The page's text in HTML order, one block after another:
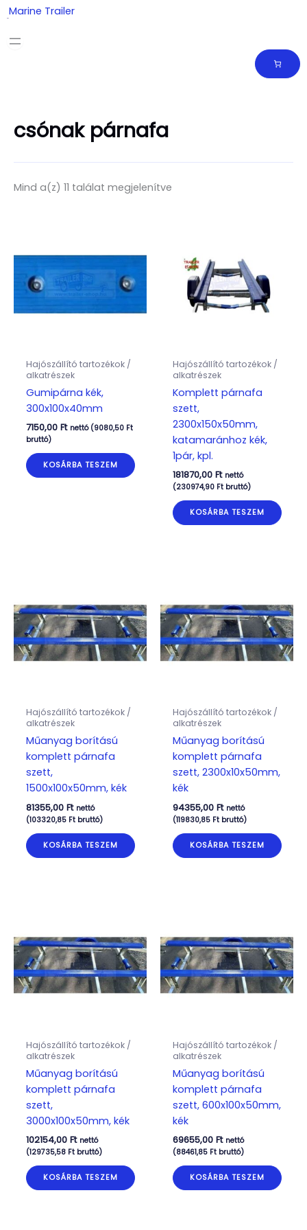
Skip
to
content
Marine Trailer
csónak párnafa
Mind a(z) 11 találat megjelenítve
Hajószállító tartozékok /
alkatrészek
Gumipárna kék,
300x100x40mm
7150,00 Ft nettó (9080,50 Ft
bruttó)
KOSÁRBA TESZEM
Hajószállító tartozékok /
alkatrészek
Komplett párnafa
szett,
2300x150x50mm,
katamaránhoz kék,
1pár, kpl.
181870,00 Ft nettó
(230974,90 Ftbruttó)
KOSÁRBA TESZEM
Hajószállító tartozékok /
alkatrészek
Műanyag borítású
komplett párnafa
szett,
1500x100x50mm, kék
81355,00 Ft nettó
(103320,85 Ftbruttó)
KOSÁRBA TESZEM
Hajószállító tartozékok /
alkatrészek
Műanyag borítású
komplett párnafa
szett, 2300x10x50mm,
kék
94355,00 Ft nettó
(119830,85 Ftbruttó)
KOSÁRBA TESZEM
Hajószállító tartozékok /
alkatrészek
Műanyag borítású
komplett párnafa
szett,
3000x100x50mm, kék
102154,00 Ft nettó
(129735,58 Ftbruttó)
KOSÁRBA TESZEM
Hajószállító tartozékok /
alkatrészek
Műanyag borítású
komplett párnafa
szett, 600x100x50mm,
kék
69655,00 Ft nettó
(88461,85 Ftbruttó)
KOSÁRBA TESZEM